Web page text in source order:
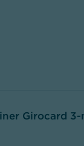
Girocard 3-